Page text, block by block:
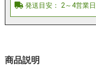
商品説明